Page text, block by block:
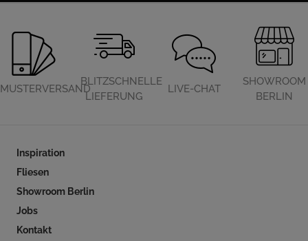
MUSTERVERSAND
BLITZSCHNELLE
LIEFERUNG
LIVE-CHAT
SHOWROOM
BERLIN
Inspiration
Fliesen
Showroom Berlin
Jobs
Kontakt